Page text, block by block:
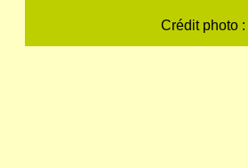
Crédit photo